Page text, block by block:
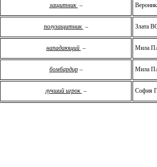
защитник –
полузащитник – Злата
нападающий – Мила
бомбардир– Мила
лучший игрок – София